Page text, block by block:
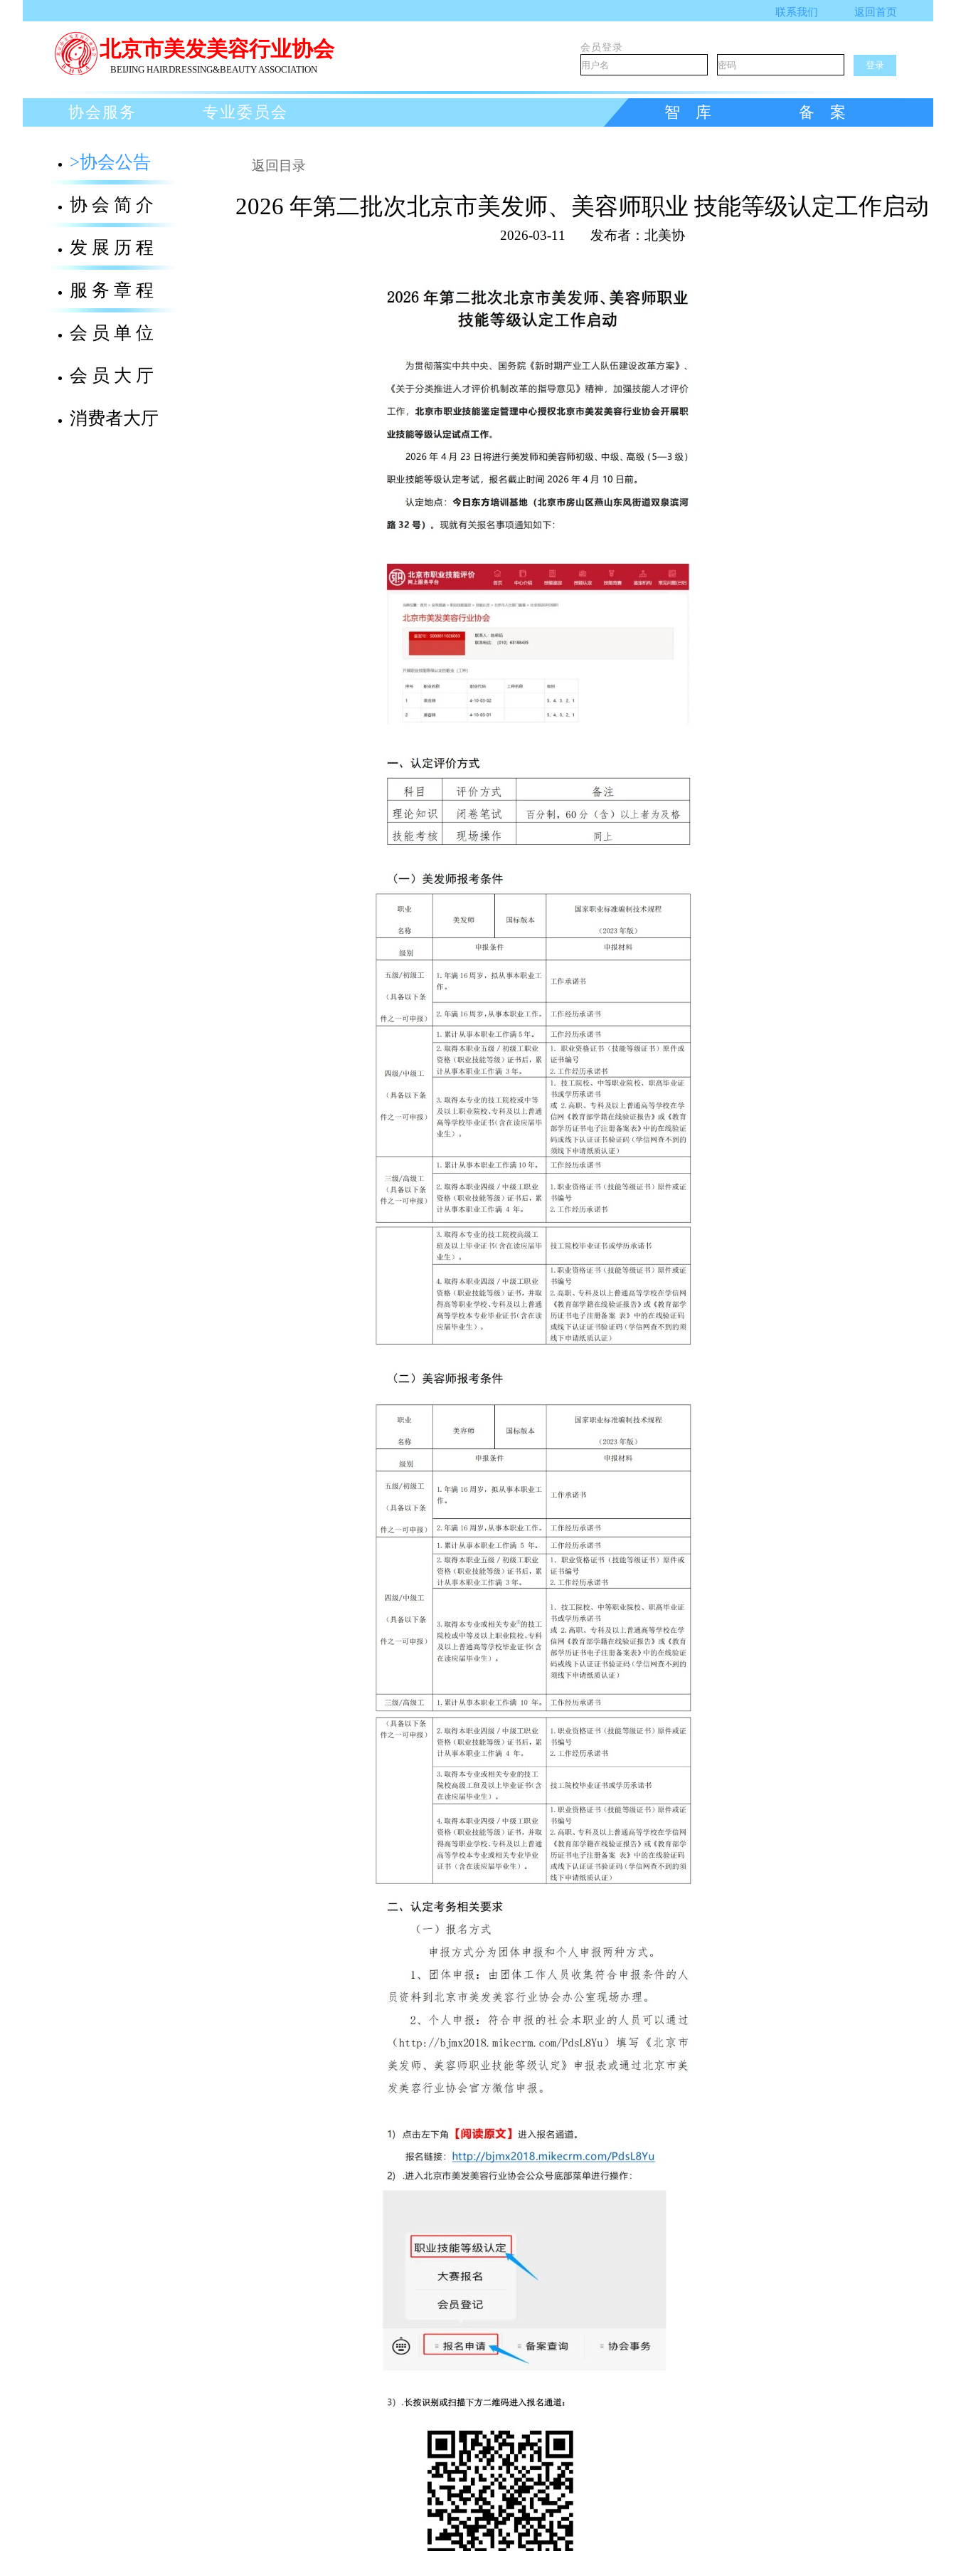
返回首页
联系我们
北京市美发美容行业协会
BEIJING HAIRDRESSING&BEAUTY ASSOCIATION
会员登录
协会服务 专业委员会 备案
智库
>协会公告
协会简介
发展历程
服务章程
会员单位
会员大厅
消费者大厅
返回目录
2026 年第二批次北京市美发师、美容师职业 技能等级认定工作启动
2026-03-11 发布者：北美协